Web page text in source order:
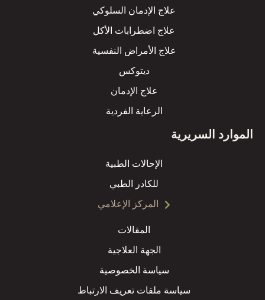
علاج الإدمان السلوكي
علاج اضطرابات الأكل
علاج الأمراض النفسية
ديتوكس
علاج الإدمان
الرعاية الفردية
الموارد السريرية
الإحالات الطبية
للكادر الطبي
المركز الإعلامي
المقالات
الجهة العلاجية
سياسة الخصوصية
سياسة ملفات تعريف الارتباط